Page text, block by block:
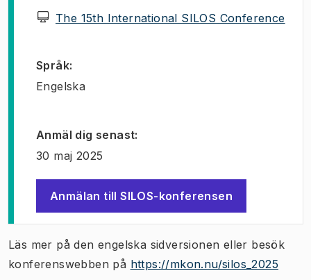
The 15th International SILOS Conference(
Språk:
Engelska
Anmäl dig senast:
30 maj 2025
Anmälan till SILOS-konferensen
( Öppnas i ny flik
Läs mer på den engelska sidversionen eller besök
konferenswebben på https://mkon.nu/silos_2025